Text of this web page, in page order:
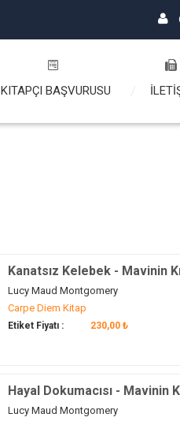
KITAPÇI BAŞVURUSU
Kanatsız Kelebek - Mavinin
6
Lucy Maud Montgomery
Carpe Diem Kitap
Etiket Fiyatı : 230,00 ₺
Hayal Dokumacısı - Mavinin
3
Lucy Maud Montgomery